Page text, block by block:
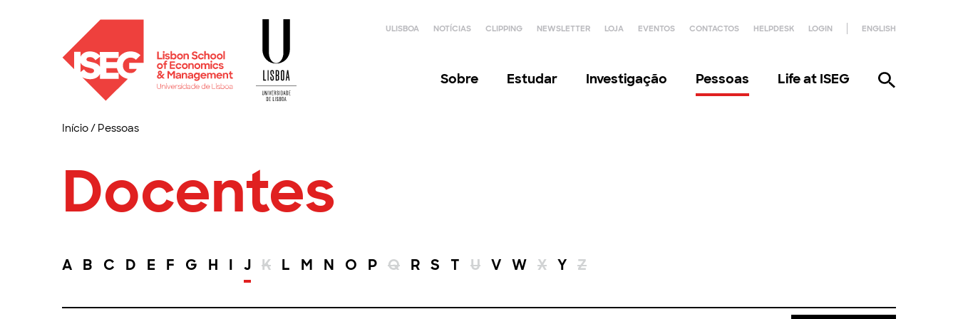
ULISBOA NOTÍCIAS CLIPPING NEWSLETTER LOJA EVENTOS CONTACTOS HELPDESK LOGIN ENGLISH
Sobre Estudar Investigação Pessoas Life at ISEG
Início/ Pessoas
Docentes
A B C D E F G H I J K L M N O P Q R S T U V W X Y Z